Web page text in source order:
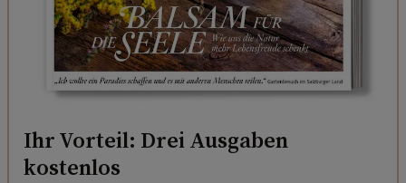
Ihr Vorteil: Drei Ausgaben
kostenlos